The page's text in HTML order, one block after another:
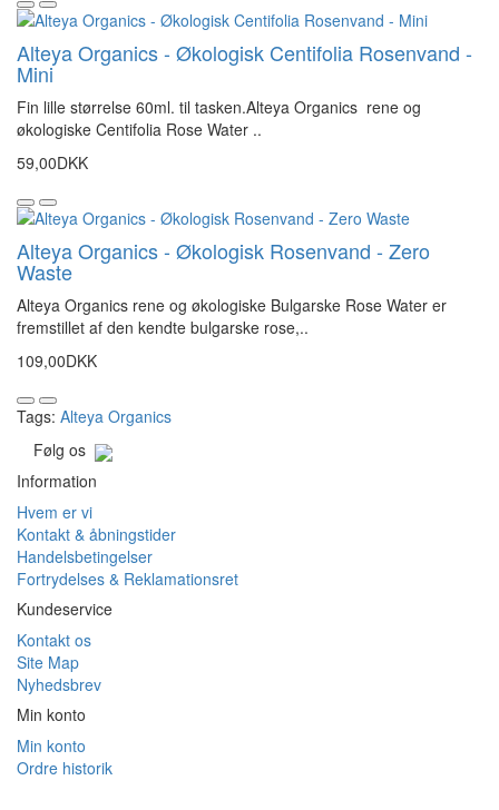
Alteya Organics - Økologisk Centifolia Rosenvand -
Mini
Fin lille størrelse 60ml. til tasken.Alteya Organics rene og
økologiske Centifolia Rose Water ..
59,00DKK
Alteya Organics - Økologisk Rosenvand - Zero
Waste
Alteya Organics rene og økologiske Bulgarske Rose Water er
fremstillet af den kendte bulgarske rose,..
109,00DKK
Tags: Alteya Organics
Følg os
Information
Hvem er vi
Kontakt & åbningstider
Handelsbetingelser
Fortrydelses & Reklamationsret
Kundeservice
Kontakt os
Site Map
Nyhedsbrev
Min konto
Min konto
Ordre historik